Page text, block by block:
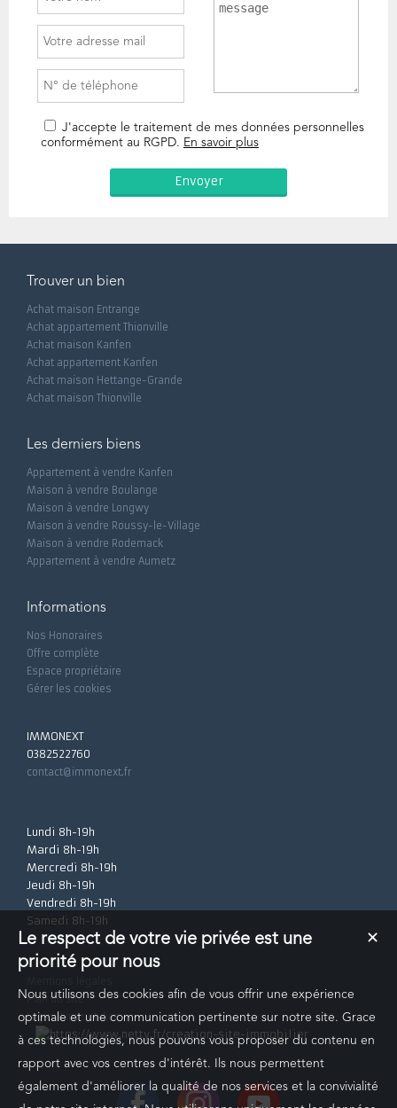
J'accepte le traitement de mes données personnelles
conformément au RGPD. En savoir plus
Trouver un bien
Achat maison Entrange
Achat appartement Thionville
Achat maison Kanfen
Achat appartement Kanfen
Achat maison Hettange-Grande
Achat maison Thionville
Les derniers biens
Appartement à vendre Kanfen
Maison à vendre Boulange
Maison à vendre Longwy
Maison à vendre Roussy-le-Village
Maison à vendre Rodemack
Appartement à vendre Aumetz
Informations
Nos Honoraires
Offre complète
Espace propriétaire
Gérer les cookies
IMMONEXT
0382522760
contact@immonext.fr
Lundi 8h-19h
Mardi 8h-19h
Mercredi 8h-19h
Jeudi 8h-19h
Vendredi 8h-19h
Samedi 8h-19h
Plan du site
Logiciel immobilier
✕
Le respect de votre vie privée est une
priorité pour nous
Nous utilisons des cookies afin de vous offrir une expérience
optimale et une communication pertinente sur notre site. Grace
à ces technologies, nous pouvons vous proposer du contenu en
rapport avec vos centres d'intérêt. Ils nous permettent
également d'améliorer la qualité de nos services et la convivialité